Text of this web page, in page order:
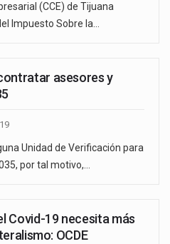
(CCE) de Tijuana
Impuesto Sobre la…
asesores y
Unidad de Verificación para
por tal motivo,…
Covid-19 necesita más
OCDE